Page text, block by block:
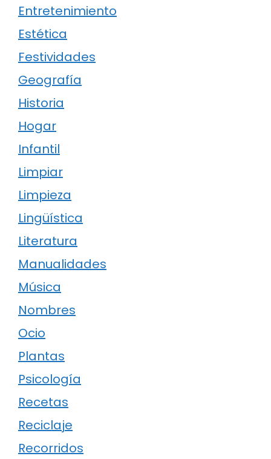
Entretenimiento
Estética
Festividades
Geografía
Historia
Hogar
Infantil
Limpiar
Limpieza
Lingüística
Literatura
Manualidades
Música
Nombres
Ocio
Plantas
Psicología
Recetas
Reciclaje
Recorridos